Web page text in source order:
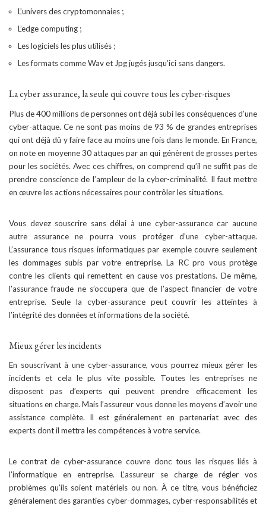
L’univers des cryptomonnaies ;
L’edge computing ;
Les logiciels les plus utilisés ;
Les formats comme Wav et Jpg jugés jusqu’ici sans dangers.
La cyber assurance, la seule qui couvre tous les cyber-risques
Plus de 400 millions de personnes ont déjà subi les conséquences d’une
cyber-attaque. Ce ne sont pas moins de 93 % de grandes entreprises
qui ont déjà dû y faire face au moins une fois dans le monde. En France,
on note en moyenne 30 attaques par an qui génèrent de grosses pertes
pour les sociétés. Avec ces chiffres, on comprend qu’il ne suffit pas de
prendre conscience de l’ampleur de la cyber-criminalité. Il faut mettre
en œuvre les actions nécessaires pour contrôler les situations.
Vous devez souscrire sans délai à une cyber-assurance car aucune
autre assurance ne pourra vous protéger d’une cyber-attaque.
L’assurance tous risques informatiques par exemple couvre seulement
les dommages subis par votre entreprise. La RC pro vous protège
contre les clients qui remettent en cause vos prestations. De même,
l’assurance fraude ne s’occupera que de l’aspect financier de votre
entreprise. Seule la cyber-assurance peut couvrir les atteintes à
l’intégrité des données et informations de la société.
Mieux gérer les incidents
En souscrivant à une cyber-assurance, vous pourrez mieux gérer les
incidents et cela le plus vite possible. Toutes les entreprises ne
disposent pas d’experts qui peuvent prendre efficacement les
situations en charge. Mais l’assureur vous donne les moyens d’avoir une
assistance complète. Il est généralement en partenariat avec des
experts dont il mettra les compétences à votre service.
Le contrat de cyber-assurance couvre donc tous les risques liés à
l’informatique en entreprise. L’assureur se charge de régler vos
problèmes qu’ils soient matériels ou non. À ce titre, vous bénéficiez
généralement des garanties cyber-dommages, cyber-responsabilités et